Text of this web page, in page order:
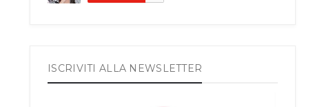
ISCRIVITI ALLA NEWSLETTER